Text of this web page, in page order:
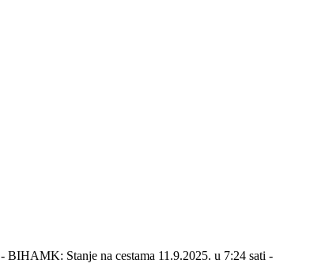
- BIHAMK: Stanje na cestama 11.9.2025. u 7:24 sati -